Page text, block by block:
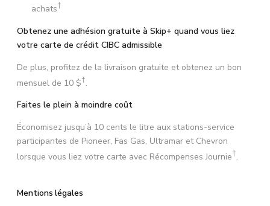
achats†
Obtenez une adhésion gratuite à Skip+ quand vous liez
votre carte de crédit CIBC admissible
De plus, profitez de la livraison gratuite et obtenez un bon
mensuel de 10 $†.
Faites le plein à moindre coût
Économisez jusqu’à 10 cents le litre aux stations-service
participantes de Pioneer, Fas Gas, Ultramar et Chevron
lorsque vous liez votre carte avec Récompenses Journie†.
Mentions légales